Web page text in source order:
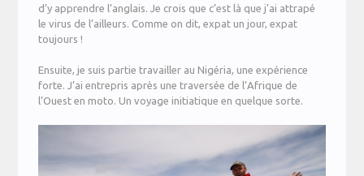
d’y apprendre l’anglais. Je crois que c’est là que j’ai attrapé
le virus de l’ailleurs. Comme on dit, expat un jour, expat
toujours !
Ensuite, je suis partie travailler au Nigéria, une expérience
forte. J’ai entrepris après une traversée de l’Afrique de
l’Ouest en moto. Un voyage initiatique en quelque sorte.